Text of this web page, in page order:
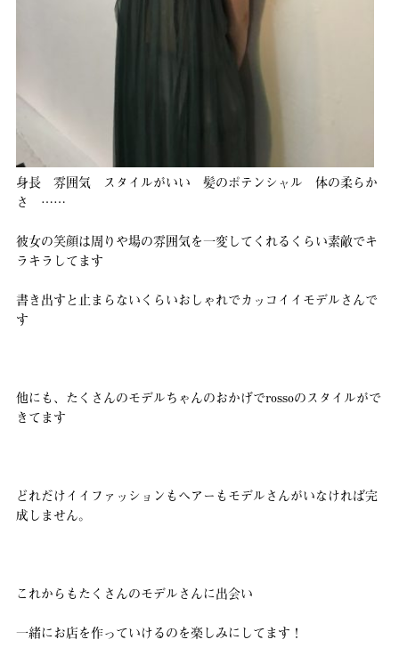
身長 雰囲気 スタイルがいい 髪のポテンシャル 体の柔らか
さ ……
彼女の笑顔は周りや場の雰囲気を一変してくれるくらい素敵でキ
ラキラしてます
書き出すと止まらないくらいおしゃれでカッコイイモデルさんで
す
他にも、たくさんのモデルちゃんのおかげでrossoのスタイルがで
きてます
どれだけイイファッションもヘアーもモデルさんがいなければ完
成しません。
これからもたくさんのモデルさんに出会い
一緒にお店を作っていけるのを楽しみにしてます！